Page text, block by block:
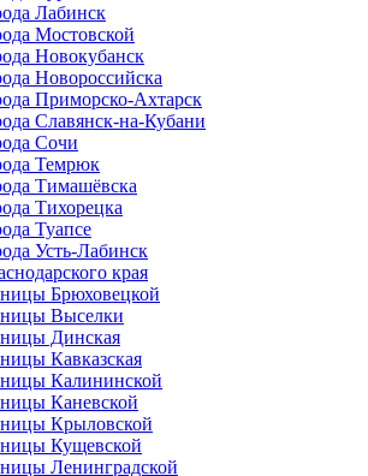
Лабинск
Мостовской
Новокубанск
Новороссийска
Приморско-Ахтарск
Славянск-на-Кубани
Сочи
Темрюк
Тимашёвска
Тихорецка
Туапсе
Усть-Лабинск
края
Брюховецкой
Выселки
Динская
Кавказская
Калининской
Каневской
Крыловской
Кущевской
Ленинградской